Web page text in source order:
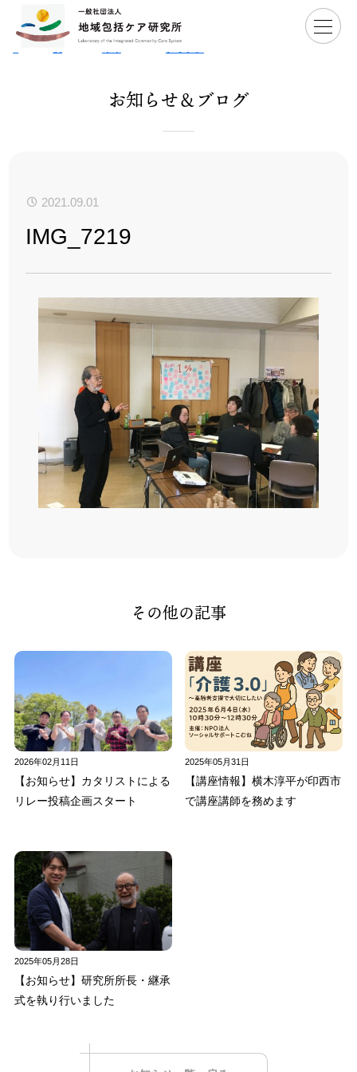
Hom
>
活動事
>
仕組みづ
>
鹿追町「地域包括ケアキッ
IMG_72
お知らせ＆ブログ
2021.09.01
IMG_7219
その他の記事
2026年02月11日
【お知らせ】カタリストによる
リレー投稿企画スタート
2025年05月31日
【講座情報】横木淳平が印西市
で講座講師を務めます
2025年05月28日
【お知らせ】研究所所長・継承
式を執り行いました